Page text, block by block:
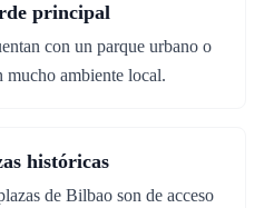
principal
con un parque urbano o
ambiente local.
históricas
de Bilbao son de acceso